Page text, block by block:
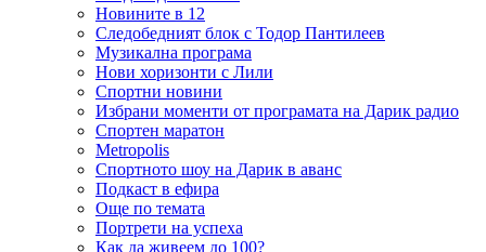
Новините в 12
Следобедният блок с Тодор Пантилеев
Музикална програма
Нови хоризонти с Лили
Спортни новини
Избрани моменти от програмата на Дарик радио
Спортен маратон
Metropolis
Спортното шоу на Дарик в аванс
Подкаст в ефира
Още по темата
Портрети на успеха
Как да живеем до 100?